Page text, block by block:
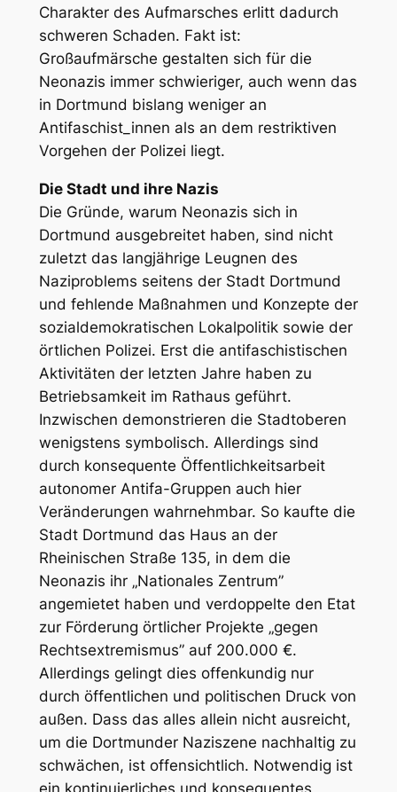
Charakter des Aufmarsches erlitt dadurch
schweren Schaden. Fakt ist:
Großaufmärsche gestalten sich für die
Neonazis immer schwieriger, auch wenn das
in Dortmund bislang weniger an
Antifaschist_innen als an dem restriktiven
Vorgehen der Polizei liegt.
Die Stadt und ihre Nazis
Die Gründe, warum Neonazis sich in
Dortmund ausgebreitet haben, sind nicht
zuletzt das langjährige Leugnen des
Naziproblems seitens der Stadt Dortmund
und fehlende Maßnahmen und Konzepte der
sozialdemokratischen Lokalpolitik sowie der
örtlichen Polizei. Erst die antifaschistischen
Aktivitäten der letzten Jahre haben zu
Betriebsamkeit im Rathaus geführt.
Inzwischen demonstrieren die Stadtoberen
wenigstens symbolisch. Allerdings sind
durch konsequente Öffentlichkeitsarbeit
autonomer Antifa-Gruppen auch hier
Veränderungen wahrnehmbar. So kaufte die
Stadt Dortmund das Haus an der
Rheinischen Straße 135, in dem die
Neonazis ihr „Nationales Zentrum”
angemietet haben und verdoppelte den Etat
zur Förderung örtlicher Projekte „gegen
Rechtsextremismus” auf 200.000 €.
Allerdings gelingt dies offenkundig nur
durch öffentlichen und politischen Druck von
außen. Dass das alles allein nicht ausreicht,
um die Dortmunder Naziszene nachhaltig zu
schwächen, ist offensichtlich. Notwendig ist
ein kontinuierliches und konsequentes